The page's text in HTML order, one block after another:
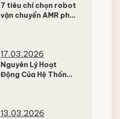
7 tiêu chí chọn robot
vận chuyển AMR phù
17.03.2026
Nguyên Lý Hoạt
Động Của Hệ Thống
13.03.2026